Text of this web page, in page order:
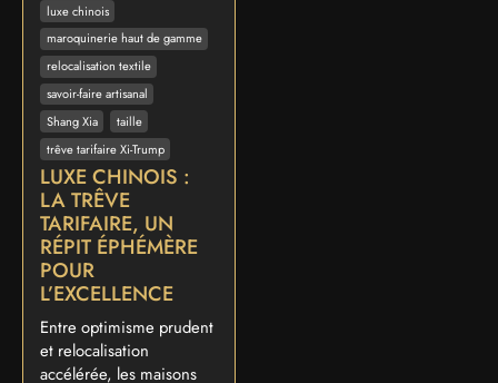
luxe chinois
maroquinerie haut de gamme
relocalisation textile
savoir-faire artisanal
Shang Xia
taille
trêve tarifaire Xi-Trump
LUXE CHINOIS :
LA TRÊVE
TARIFAIRE, UN
RÉPIT ÉPHÉMÈRE
POUR
L’EXCELLENCE
Entre optimisme prudent
et relocalisation
accélérée, les maisons